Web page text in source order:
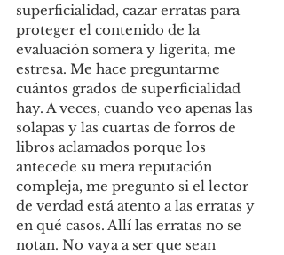
superficialidad, cazar erratas para
proteger el contenido de la
evaluación somera y ligerita, me
estresa. Me hace preguntarme
cuántos grados de superficialidad
hay. A veces, cuando veo apenas las
solapas y las cuartas de forros de
libros aclamados porque los
antecede su mera reputación
compleja, me pregunto si el lector
de verdad está atento a las erratas y
en qué casos. Allí las erratas no se
notan. No vaya a ser que sean